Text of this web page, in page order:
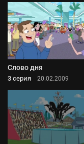
Слово дня
3 серия 20.02.2009